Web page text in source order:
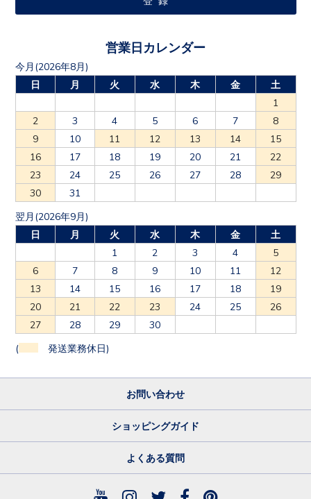
営業日カレンダー
今月(2026年8月)
日
月 火 水 木 金
土
1
2
3 4 5 6 7
8
9
10 11 12 13 14
15
16
17 18 19 20 21
22
23
24 25 26 27 28
29
30
31
翌月(2026年9月)
日
月 火 水 木 金
土
1
2 3 4
5
6
7 8 9 10 11
12
13
14 15 16 17 18
19
20
21 22 23 24 25
26
27
28 29 30
( 発送業務休日)
お問い合わせ
ショッピングガイド
よくある質問